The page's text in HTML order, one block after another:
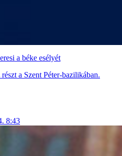
a béke esélyét
a Szent Péter-bazilikában.
8:43